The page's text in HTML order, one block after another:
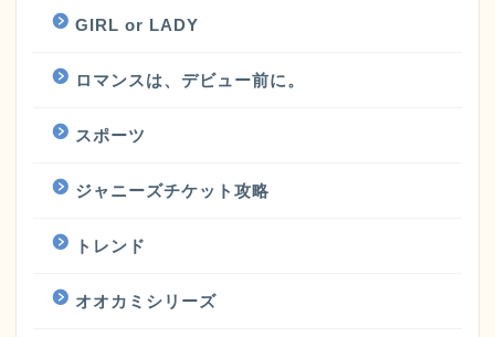
GIRL or LADY
ロマンスは、デビュー前に。
スポーツ
ジャニーズチケット攻略
トレンド
オオカミシリーズ